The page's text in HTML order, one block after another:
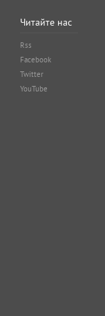
Читайте нас
Rss
Facebook
Twitter
YouTube